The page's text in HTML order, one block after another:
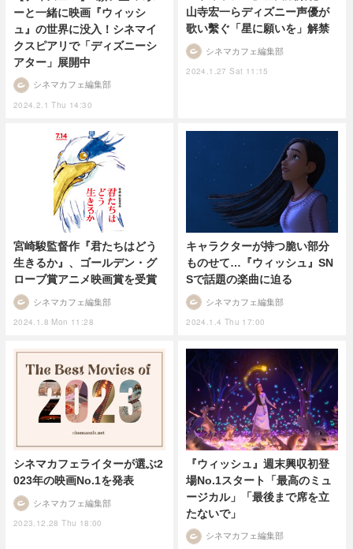
ーと一緒に映画『ウィッシ
ュ』の世界に没入！シネマイ
クスピアリで「ディズニーシ
アター」展開中
2024.2.1 Thu 14:30
シネマカフェ編集部
山寺宏一らディズニー声優が
歌い繫ぐ「星に願いを」解禁
2024.1.27 Sat 11:15
シネマカフェ編集部
宮崎駿監督作『君たちはどう
生きるか』、ゴールデン・グ
ローブ賞アニメ映画賞を受賞
2024.1.8 Mon 11:28
シネマカフェ編集部
キャラクターが持つ脆い部分
ものせて…『ウィッシュ』SN
Sで話題の楽曲に迫る
2024.1.4 Thu 17:00
シネマカフェ編集部
シネマカフェライターが選ぶ2
023年の映画No.1を発表
2023.12.28 Thu 18:00
シネマカフェ編集部
『ウィッシュ』週末興収初登
場No.1スタート「最高のミュ
ージカル」「最後まで席を立
たないで」
シネマカフェ編集部